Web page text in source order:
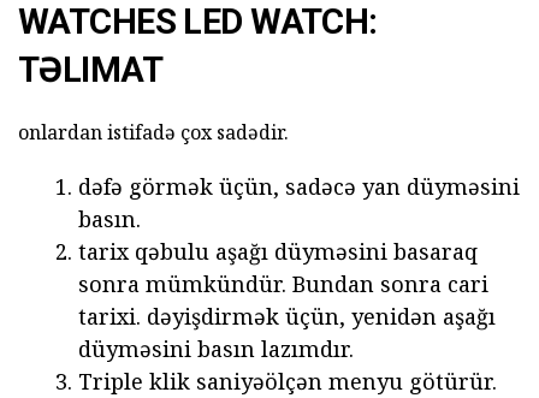
WATCHES LED WATCH:
TƏLIMAT
onlardan istifadə çox sadədir.
dəfə görmək üçün, sadəcə yan düyməsini
basın.
tarix qəbulu aşağı düyməsini basaraq
sonra mümkündür. Bundan sonra cari
tarixi. dəyişdirmək üçün, yenidən aşağı
düyməsini basın lazımdır.
Triple klik saniyəölçən menyu götürür.